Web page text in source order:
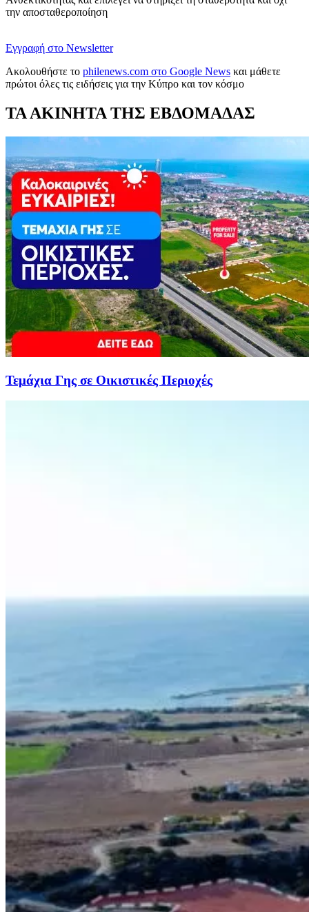
την αποσταθεροποίηση
Εγγραφή στο Newsletter
Ακολουθήστε το philenews.com στο Google News και μάθετε
πρώτοι όλες τις ειδήσεις για την Κύπρο και τον κόσμο
ΤΑ ΑΚΙΝΗΤΑ ΤΗΣ ΕΒΔΟΜΑΔΑΣ
Τεμάχια Γης σε Οικιστικές Περιοχές